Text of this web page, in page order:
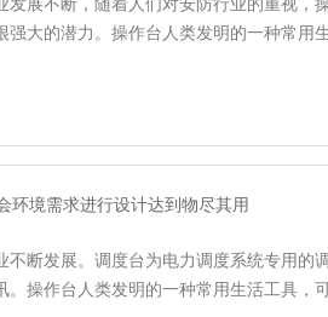
发展不断，随着人们对安防行业的重视，
强大的潜力。操作台人类发明的一种常用
不断发展。调度台为电力调度系统专用
。操作台人类发明的一种常用生活工具，